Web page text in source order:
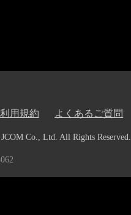
利用規約 よくあるご質問
Co., Ltd. All Rights Reserved.